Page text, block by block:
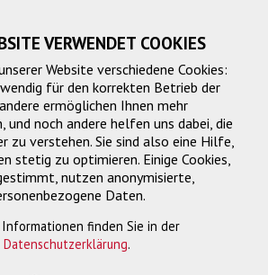
VERWENDET COOKIES
Website verschiedene Cookies:
für den korrekten Betrieb der
ermöglichen Ihnen mehr
noch andere helfen uns dabei, die
zu verstehen. Sie sind also eine Hilfe,
stetig zu optimieren. Einige Cookies,
nutzen anonymisierte,
Daten.
finden Sie in der
Datenschutzerklärung.